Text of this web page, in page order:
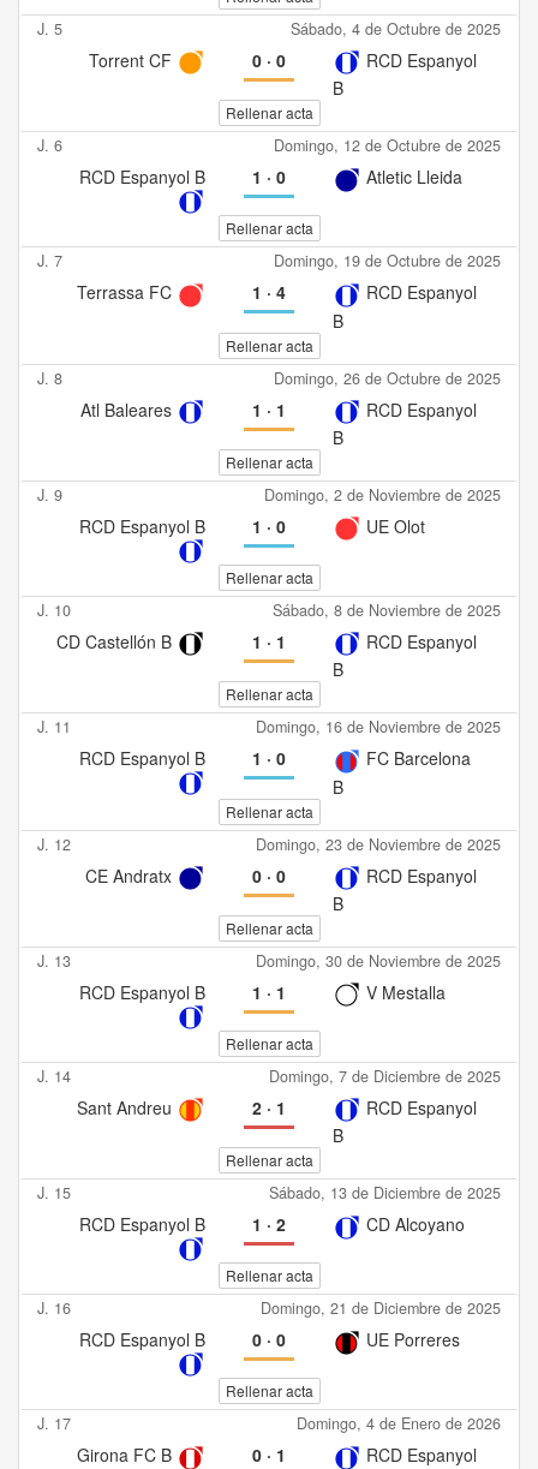
J. 5 Sábado, 4 de Octubre de 2025
Torrent CF 0· 0
RCD Espanyol
B
Rellenar acta
J. 6 Domingo, 12 de Octubre de 2025
RCD Espanyol B 1 · 0 Atletic Lleida
Rellenar acta
J. 7 Domingo, 19 de Octubre de 2025
Terrassa FC 1 · 4
RCD Espanyol
B
Rellenar acta
J. 8 Domingo, 26 de Octubre de 2025
Atl Baleares 1 · 1
RCD Espanyol
B
Rellenar acta
J. 9 Domingo, 2 de Noviembre de 2025
RCD Espanyol B 1 · 0 UE Olot
Rellenar acta
J. 10 Sábado, 8 de Noviembre de 2025
CD Castellón B 1 · 1
RCD Espanyol
B
Rellenar acta
J. 11 Domingo, 16 de Noviembre de 2025
RCD Espanyol B 1 · 0
FC Barcelona
B
Rellenar acta
J. 12 Domingo, 23 de Noviembre de 2025
CE Andratx 0· 0
RCD Espanyol
B
Rellenar acta
J. 13 Domingo, 30 de Noviembre de 2025
RCD Espanyol B 1 · 1 V Mestalla
Rellenar acta
J. 14 Domingo, 7 de Diciembre de 2025
Sant Andreu 2· 1
RCD Espanyol
B
Rellenar acta
J. 15 Sábado, 13 de Diciembre de 2025
RCD Espanyol B 1 · 2 CD Alcoyano
Rellenar acta
J. 16 Domingo, 21 de Diciembre de 2025
RCD Espanyol B 0· 0 UE Porreres
Rellenar acta
J. 17 Domingo, 4 de Enero de 2026
Girona FC B 0· 1
RCD Espanyol